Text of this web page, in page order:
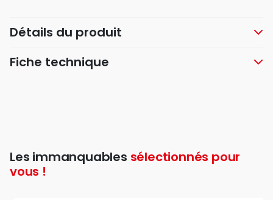
Détails du produit
Fiche technique
Les immanquables sélectionnés pour
vous !